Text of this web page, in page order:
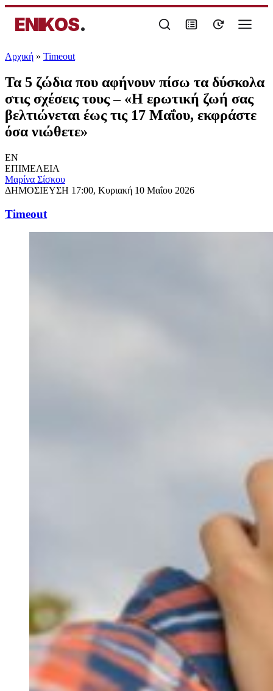
ENIKOS.
Αρχική » Timeout
Τα 5 ζώδια που αφήνουν πίσω τα δύσκολα
στις σχέσεις τους – «Η ερωτική ζωή σας
βελτιώνεται έως τις 17 Μαΐου, εκφράστε
όσα νιώθετε»
EN
ΕΠΙΜΕΛΕΙΑ
Μαρίνα Σίσκου
ΔΗΜΟΣΙΕΥΣΗ 17:00, Κυριακή 10 Μαΐου 2026
Timeout